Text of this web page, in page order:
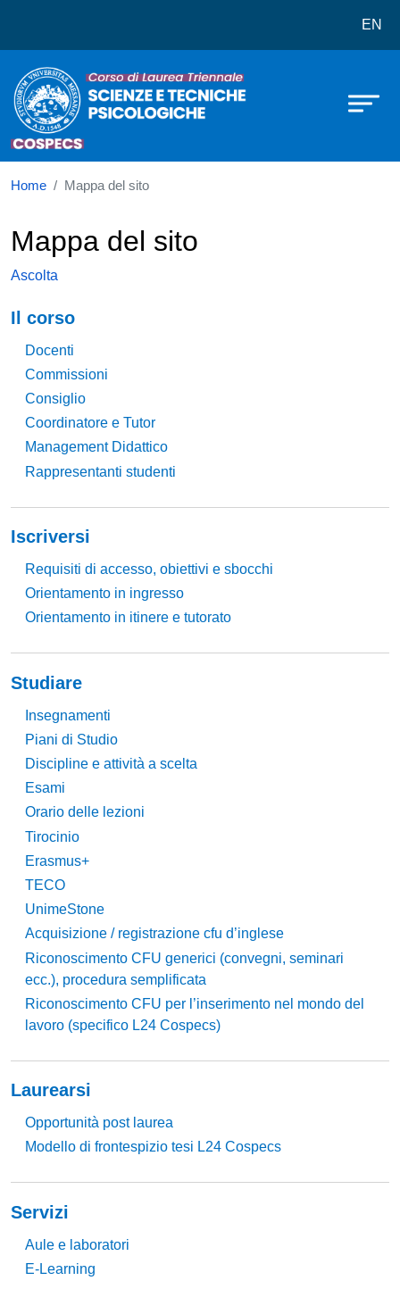
Corso di laurea in Scienze e EN
Home Mappa del sito
Mappa del sito
Ascolta
Navigazione principale
Il corso
Docenti
Commissioni
Consiglio
Coordinatore e Tutor
Management Didattico
Rappresentanti studenti
Iscriversi
Requisiti di accesso, obiettivi e sbocchi
Orientamento in ingresso
Orientamento in itinere e tutorato
Studiare
Insegnamenti
Piani di Studio
Discipline e attività a scelta
Esami
Orario delle lezioni
Tirocinio
Erasmus+
TECO
UnimeStone
Acquisizione / registrazione cfu d’inglese
Riconoscimento CFU generici (convegni, seminari
ecc.), procedura semplificata
Riconoscimento CFU per l’inserimento nel mondo del
lavoro (specifico L24 Cospecs)
Laurearsi
Opportunità post laurea
Modello di frontespizio tesi L24 Cospecs
Servizi
Aule e laboratori
E-Learning